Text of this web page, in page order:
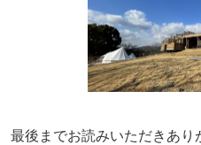
最後までお読みいただきあり